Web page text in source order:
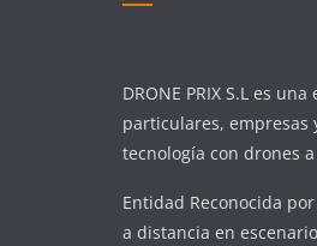
DRONE PRIX S.L es
particulares, empresas
tecnología con drones
Entidad Reconocida
a distancia en